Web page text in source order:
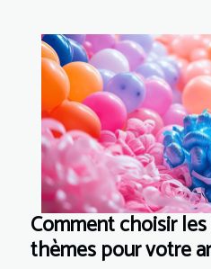
Comment choisir
thèmes pour votre